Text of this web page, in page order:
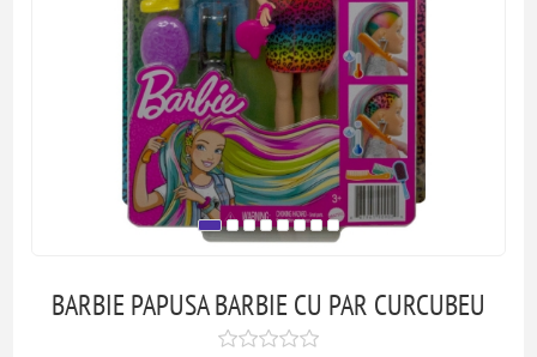
BARBIE PAPUSA BARBIE CU PAR CURCUBEU